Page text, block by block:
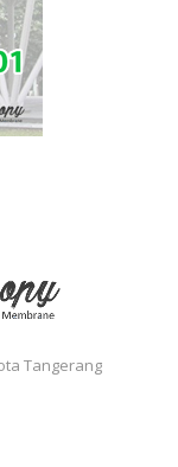
Tangerang